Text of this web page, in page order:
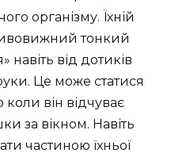
організму. Їхній
тонкий
навіть від дотиків
Це може статися
він відчуває
за вікном. Навіть
частиною їхньої